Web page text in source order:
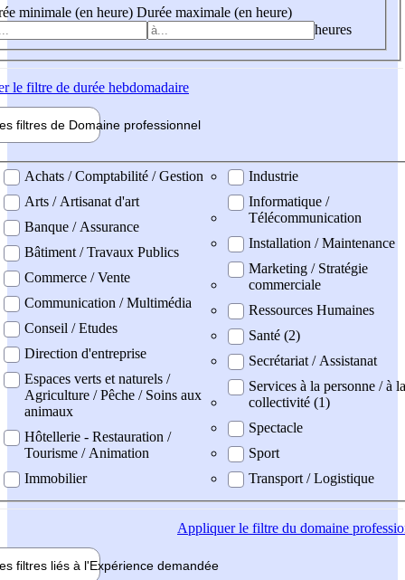
minimale (en heure) Durée maximale (en heure)
heures
le filtre de durée hebdomadaire
filtres de Domaine professionnel
professionel
Achats / Comptabilité / Gestion
Arts / Artisanat d'art
Banque / Assurance
Bâtiment / Travaux Publics
Commerce / Vente
Communication / Multimédia
Conseil / Etudes
Direction d'entreprise
Espaces verts et naturels /
Agriculture / Pêche / Soins aux
animaux
Hôtellerie - Restauration /
Tourisme / Animation
Immobilier
Industrie
Informatique /
Télécommunication
Installation / Maintenance
Marketing / Stratégie
commerciale
Ressources Humaines
Santé (2)
Secrétariat / Assistanat
Services à la personne / à la
collectivité (1)
Spectacle
Sport
Transport / Logistique
Appliquerle filtre du domaine
filtres liés à l'Expérience demandée